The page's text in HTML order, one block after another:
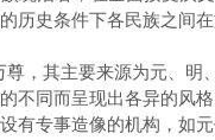
历史条件下各民族之间
其主要来源为元、明
不同而呈现出各异的风
有专事造像的机构，如